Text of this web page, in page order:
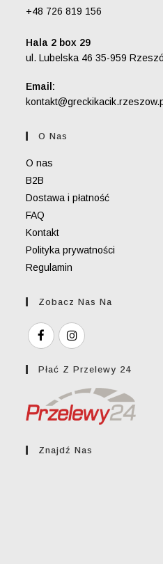
+48 726 819 156
Hala 2 box 29
ul. Lubelska 46 35-959
Email:
O Nas
O nas
B2B
Dostawa i płatność
FAQ
Kontakt
Polityka prywatności
Regulamin
Zobacz Nas Na
Płać Z Przelewy 24
Znajdź Nas